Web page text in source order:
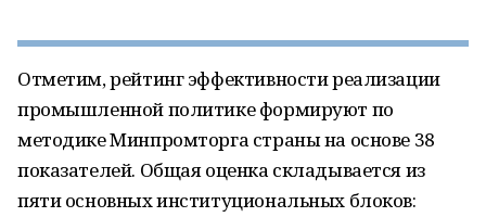
Отметим, рейтинг эффективности реализации
промышленной политике формируют по
методике Минпромторга страны на основе 38
показателей. Общая оценка складывается из
пяти основных институциональных блоков: